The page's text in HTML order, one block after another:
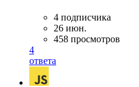
4 подписчика
26 июн.
458 просмотров
4
ответа